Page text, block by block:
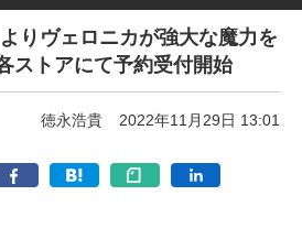
りヴェロニカが強大な魔力を
ストアにて予約受付開始
徳永浩貴 2022年11月29日 13:01